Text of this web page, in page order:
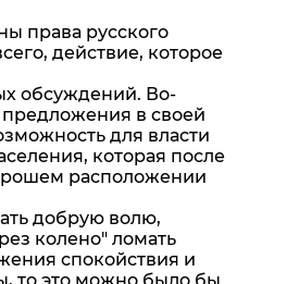
права русского
действие, которое
обсуждений. Во-
в своей
для власти
которая после
расположении
добрую волю,
колено" ломать
спокойствия и